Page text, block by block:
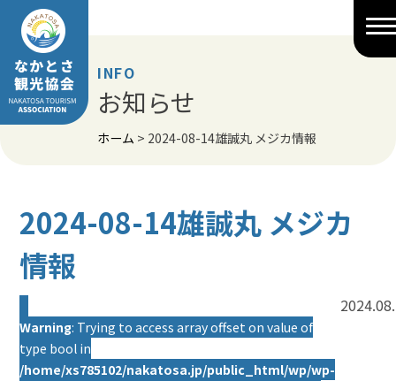
Skip
content
INFO
お知らせ
ホーム > 2024-08-14雄誠丸 メジカ情報
2024-08-14雄誠丸 メジカ
情報
Warning: Trying to access array offset on value of
type bool in
/home/xs785102/nakatosa.jp/public_html/wp/wp-